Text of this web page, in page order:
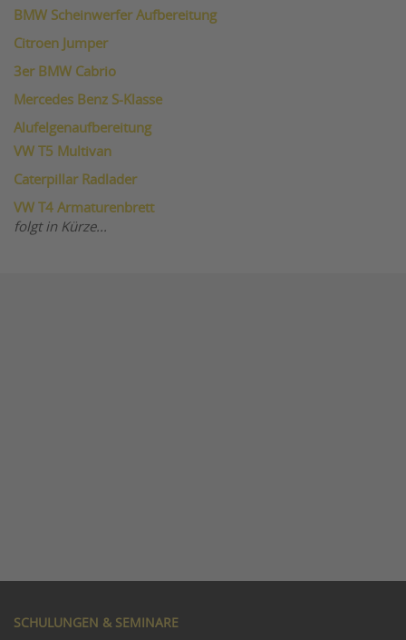
BMW Scheinwerfer Aufbereitung
Citroen Jumper
3er BMW Cabrio
Mercedes Benz S-Klasse
Alufelgenaufbereitung
VW T5 Multivan
Caterpillar Radlader
VW T4 Armaturenbrett
folgt in Kürze...
SCHULUNGEN & SEMINARE